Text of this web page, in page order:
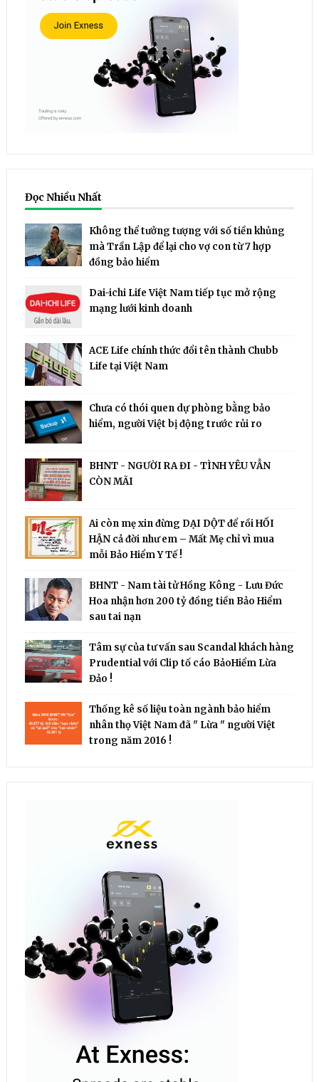
Đọc Nhiều Nhất
Không thể tưởng tượng với số tiền khủng
mà Trần Lập để lại cho vợ con từ 7 hợp
đồng bảo hiểm
Dai-ichi Life Việt Nam tiếp tục mở rộng
mạng lưới kinh doanh
ACE Life chính thức đổi tên thành Chubb
Life tại Việt Nam
Chưa có thói quen dự phòng bằng bảo
hiểm, người Việt bị động trước rủi ro
BHNT - NGƯỜI RA ĐI - TÌNH YÊU VẪN
CÒN MÃI
Ai còn mẹ xin đừng DẠI DỘT để rồi HỐI
HẬN cả đời như em – Mất Mẹ chỉ vì mua
mỗi Bảo Hiểm Y Tế !
BHNT - Nam tài tử Hồng Kông - Lưu Đức
Hoa nhận hơn 200 tỷ đồng tiền Bảo Hiểm
sau tai nạn
Tâm sự của tư vấn sau Scandal khách hàng
Prudential với Clip tố cáo BảoHiểm Lừa
Đảo !
Thống kê số liệu toàn ngành bảo hiểm
nhân thọ Việt Nam đã " Lừa " người Việt
trong năm 2016 !